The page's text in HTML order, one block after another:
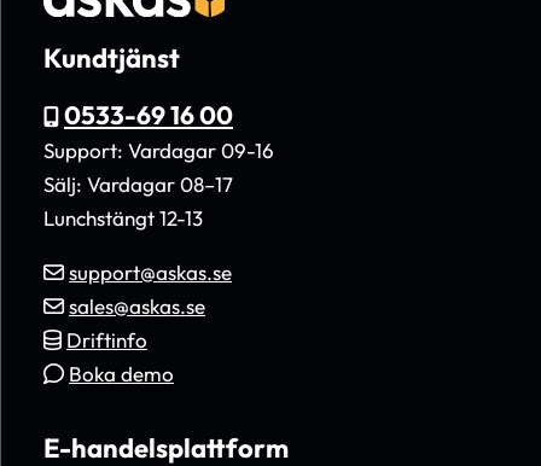
Kundtjänst
0533-69 16 00
Support: Vardagar 09-16
Sälj: Vardagar 08–17
Lunchstängt 12-13
support@askas.se
sales@askas.se
Driftinfo
Boka demo
E-handelsplattform